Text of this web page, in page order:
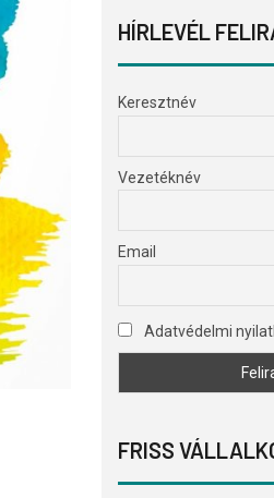
HÍRLEVÉL
Keresztnév
Vezetéknév
Email
Adatvédelmi
FRISS